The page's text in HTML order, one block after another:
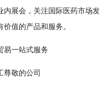
会，关注国际医药市场
值的产品和服务。
一站式服务
敬的公司